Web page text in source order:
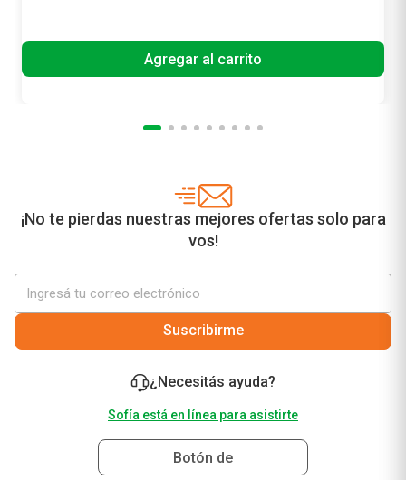
Agregar al carrito
¡No te pierdas nuestras mejores ofertas solo para
vos!
Suscribirme
¿Necesitás ayuda?
Sofía está en línea para asistirte
Botón de